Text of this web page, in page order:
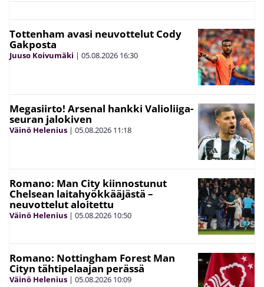
Tottenham avasi neuvottelut Cody
Gakposta
Juuso Koivumäki | 05.08.2026 16:30
Megasiirto! Arsenal hankki Valioliiga-
seuran jalokiven
Väinö Helenius | 05.08.2026 11:18
Romano: Man City kiinnostunut
Chelsean laitahyökkääjästä –
neuvottelut aloitettu
Väinö Helenius | 05.08.2026 10:50
Romano: Nottingham Forest Man
Cityn tähtipelaajan perässä
Väinö Helenius | 05.08.2026 10:09